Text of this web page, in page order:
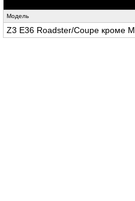
Модель
Z3 E36 Roadster/Coupe кроме M